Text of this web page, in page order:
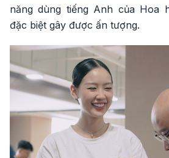
năng dùng tiếng Anh của Hoa
đặc biệt gây được ấn tượng.